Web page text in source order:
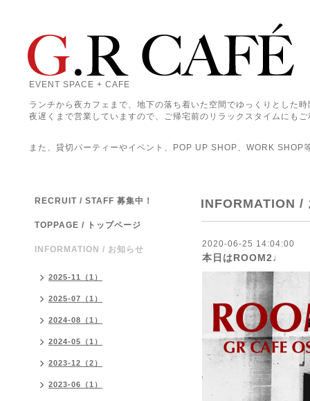
EVENT SPACE + CAFE
ランチから夜カフェまで、地下の落ち着いた空間でゆっくりとした
夜遅くまで営業していますので、ご帰宅前のリラックスタイムにも
また、貸切パーティーやイベント、POP UP SHOP、WORK SHOP
INFORMATION /
2020-06-25 14:04:00
本日はROOM2♩
RECRUIT / STAFF 募集中！
TOPPAGE / トップページ
INFORMATION / お知らせ
2025-11（1）
2025-07（1）
2024-08（1）
2024-05（1）
2023-12（2）
2023-06（1）